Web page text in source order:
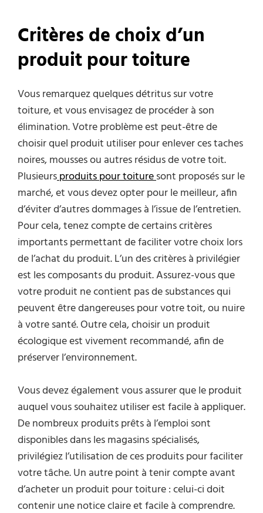
Critères de choix d’un
produit pour toiture
Vous remarquez quelques détritus sur votre
toiture, et vous envisagez de procéder à son
élimination. Votre problème est peut-être de
choisir quel produit utiliser pour enlever ces taches
noires, mousses ou autres résidus de votre toit.
Plusieursproduits pour toituresont proposés sur le
marché, et vous devez opter pour le meilleur, afin
d’éviter d’autres dommages à l’issue de l’entretien.
Pour cela, tenez compte de certains critères
importants permettant de faciliter votre choix lors
de l’achat du produit. L’un des critères à privilégier
est les composants du produit. Assurez-vous que
votre produit ne contient pas de substances qui
peuvent être dangereuses pour votre toit, ou nuire
à votre santé. Outre cela, choisir un produit
écologique est vivement recommandé, afin de
préserver l’environnement.
Vous devez également vous assurer que le produit
auquel vous souhaitez utiliser est facile à appliquer.
De nombreux produits prêts à l’emploi sont
disponibles dans les magasins spécialisés,
privilégiez l’utilisation de ces produits pour faciliter
votre tâche. Un autre point à tenir compte avant
d’acheter un produit pour toiture : celui-ci doit
contenir une notice claire et facile à comprendre.